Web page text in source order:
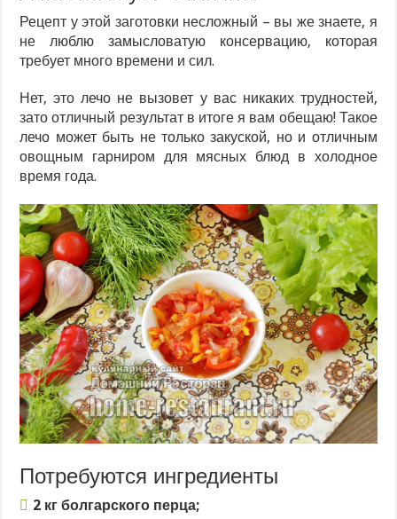
Рецепт у этой заготовки несложный – вы же знаете, я
не люблю замысловатую консервацию, которая
требует много времени и сил.
Нет, это лечо не вызовет у вас никаких трудностей,
зато отличный результат в итоге я вам обещаю! Такое
лечо может быть не только закуской, но и отличным
овощным гарниром для мясных блюд в холодное
время года.
Потребуются ингредиенты
2 кг болгарского перца;